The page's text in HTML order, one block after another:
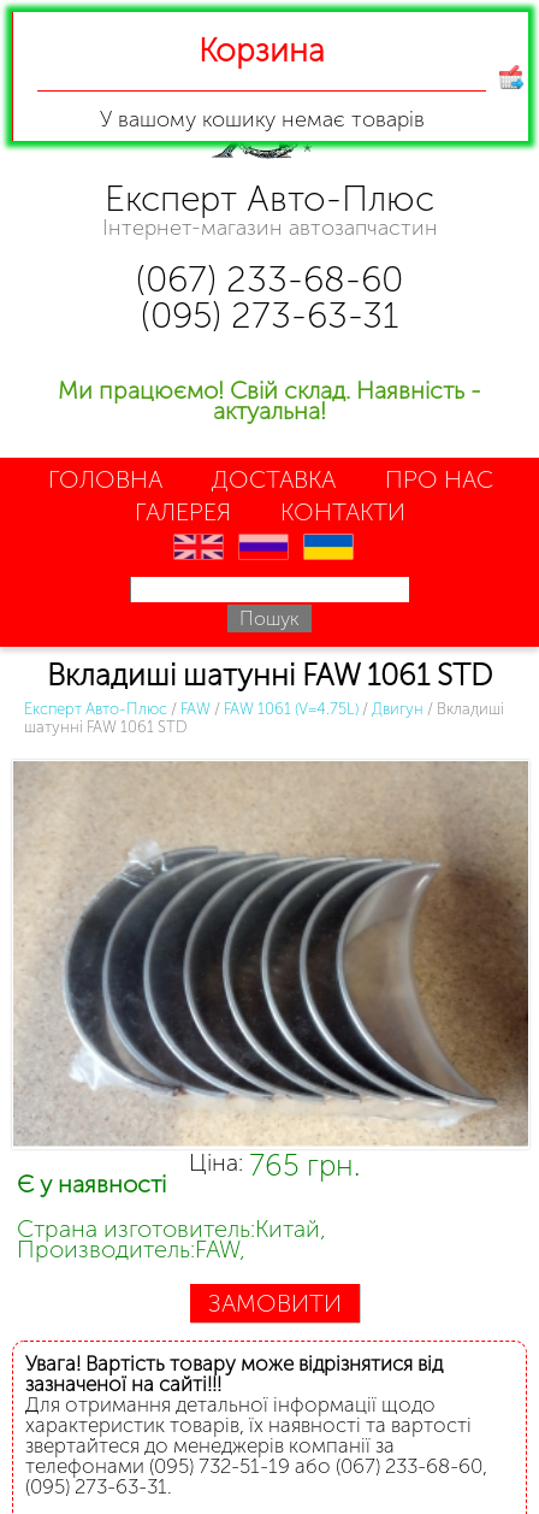
Експерт Авто-Плюс
Інтернет-магазин автозапчастин
(067) 233-68-60
(095) 273-63-31
Ми працюємо! Свій склад. Наявність -
актуальна!
ГОЛОВНА ДОСТАВКА
ПРО НАС
ГАЛЕРЕЯ
КОНТАКТИ
en ru uk
Вкладиші шатунні FAW 1061 STD
Експерт Авто-Плюс / FAW / FAW 1061 (V=4.75L) / Двигун / Вкладиші
шатунні FAW 1061 STD
Ціна: 765 грн.
Є у наявності
Страна изготовитель:Китай,
Производитель:FAW,
ЗАМОВИТИ
Увага! Вартість товару може відрізнятися від
зазначеної на сайті!!!
Для отримання детальної інформації щодо
характеристик товарів, їх наявності та вартості
звертайтеся до менеджерів компанії за
телефонами (095) 732-51-19 або (067) 233-68-60,
(095) 273-63-31.
Корзина
У вашому кошику немає товарів